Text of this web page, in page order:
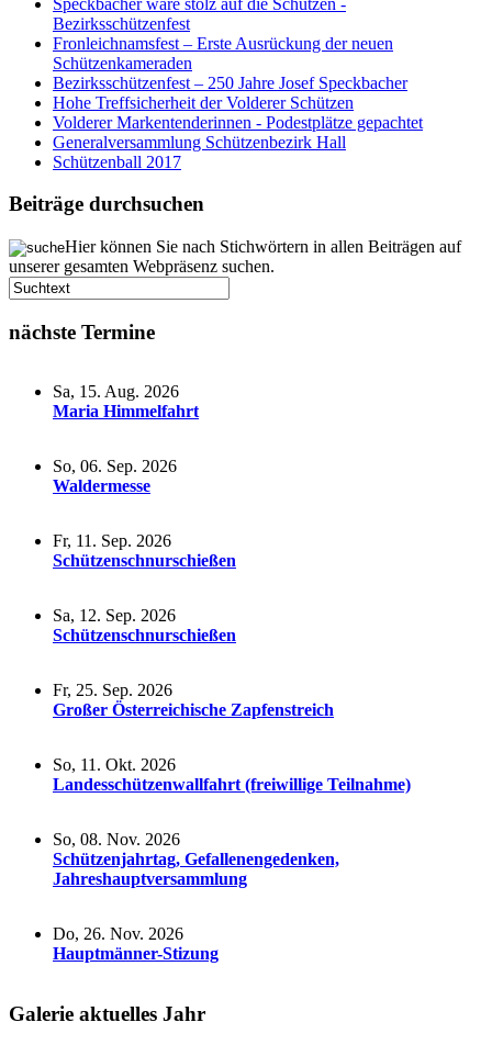
Bezirksschützenfest
Fronleichnamsfest – Erste Ausrückung der neuen
Schützenkameraden
Bezirksschützenfest – 250 Jahre Josef Speckbacher
Hohe Treffsicherheit der Volderer Schützen
Volderer Markentenderinnen - Podestplätze gepachtet
Generalversammlung Schützenbezirk Hall
Schützenball 2017
Beiträge durchsuchen
Hier können Sie nach Stichwörtern in allen Beiträgen auf
unserer gesamten Webpräsenz suchen.
nächste Termine
Sa, 15. Aug. 2026
Maria Himmelfahrt
So, 06. Sep. 2026
Waldermesse
Fr, 11. Sep. 2026
Schützenschnurschießen
Sa, 12. Sep. 2026
Schützenschnurschießen
Fr, 25. Sep. 2026
Großer Österreichische Zapfenstreich
So, 11. Okt. 2026
Landesschützenwallfahrt (freiwillige Teilnahme)
So, 08. Nov. 2026
Schützenjahrtag, Gefallenengedenken,
Jahreshauptversammlung
Do, 26. Nov. 2026
Hauptmänner-Stizung
Galerie aktuelles Jahr